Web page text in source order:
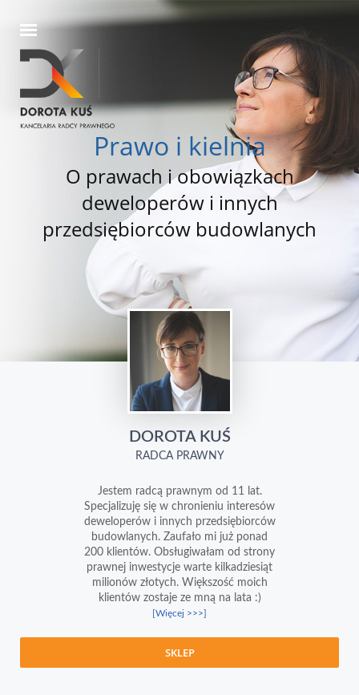
Prawo i kielnia
O prawach i obowiązkach
deweloperów i innych
przedsiębiorców budowlanych
DOROTA KUŚ
RADCA PRAWNY
Jestem radcą prawnym od 11 lat.
Specjalizuję się w chronieniu interesów
deweloperów i innych przedsiębiorców
budowlanych. Zaufało mi już ponad
200 klientów. Obsługiwałam od strony
prawnej inwestycje warte kilkadziesiąt
milionów złotych. Większość moich
klientów zostaje ze mną na lata :)
[Więcej >>>]
SKLEP